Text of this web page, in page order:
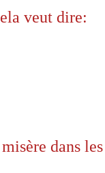
veut dire:
dans